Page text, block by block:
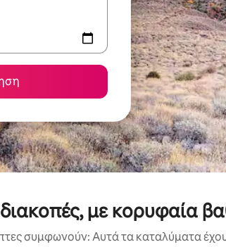
διακοπές, με
συμφωνούν: Αυτά τα καταλύματα